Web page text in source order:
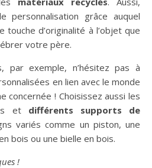
personnalisation grâce auquel
d’originalité à l’objet que
votre père.
par exemple, n’hésitez pas à
en lien avec le monde
concernée ! Choisissez aussi les
et différents supports de
variés comme un piston, une
bois ou une bielle en bois.
!